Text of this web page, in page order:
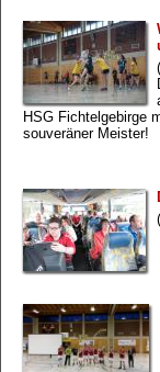
HSG Fichtelgebirge
souveräner Meister!